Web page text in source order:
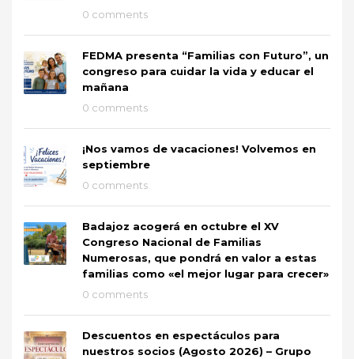
0 comments
FEDMA presenta “Familias con Futuro”, un
congreso para cuidar la vida y educar el
mañana
0 comments
¡Nos vamos de vacaciones! Volvemos en
septiembre
0 comments
Badajoz acogerá en octubre el XV
Congreso Nacional de Familias
Numerosas, que pondrá en valor a estas
familias como «el mejor lugar para crecer»
0 comments
Descuentos en espectáculos para
nuestros socios (Agosto 2026) – Grupo